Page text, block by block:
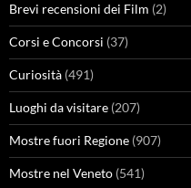
Brevi recensioni dei Film (2)
Corsi e Concorsi (37)
Curiosità (491)
Luoghi da visitare (207)
Mostre fuori Regione (907)
Mostre nel Veneto (541)